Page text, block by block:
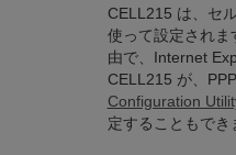
CELL215 は、セ
使って設定されま
由で、Internet
CELL215 が、
Configuration
定することもでき